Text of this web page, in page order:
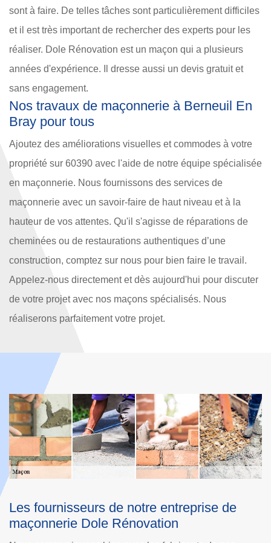
sont à faire. De telles tâches sont particulièrement difficiles
et il est très important de rechercher des experts pour les
réaliser. Dole Rénovation est un maçon qui a plusieurs
années d'expérience. Il dresse aussi un devis gratuit et
sans engagement.
Nos travaux de maçonnerie à Berneuil En
Bray pour tous
Ajoutez des améliorations visuelles et commodes à votre
propriété sur 60390 avec l'aide de notre équipe spécialisée
en maçonnerie. Nous fournissons des services de
maçonnerie avec un savoir-faire de haut niveau et à la
hauteur de vos attentes. Qu'il s'agisse de réparations de
cheminées ou de restaurations authentiques d’une
construction, comptez sur nous pour bien faire le travail.
Appelez-nous directement et dès aujourd'hui pour discuter
de votre projet avec nos maçons spécialisés. Nous
réaliserons parfaitement votre projet.
Importance de contacter notre artisan
maçon chez Dole Rénovation